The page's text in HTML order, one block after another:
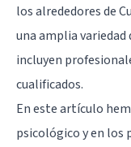
los alrededores de
una amplia variedad
incluyen
cualificados.
En este artículo
psicológico y en los